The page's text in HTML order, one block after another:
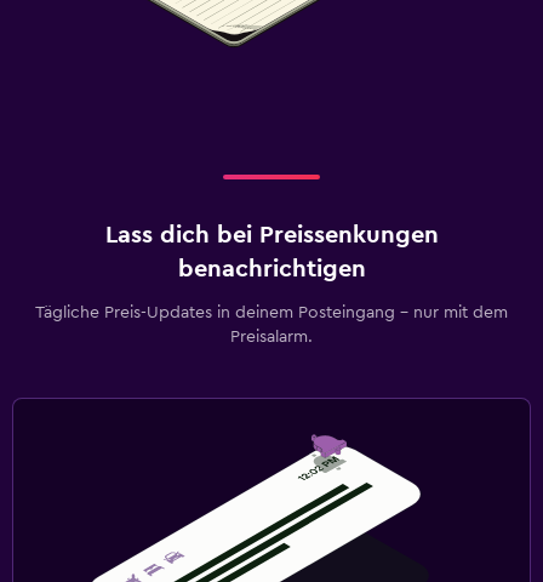
Lass dich bei Preissenkungen
benachrichtigen
Tägliche Preis-Updates in deinem Posteingang – nur mit dem
Preisalarm.